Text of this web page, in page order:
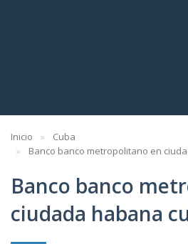
Inicio
Cuba
Banco banco metropolitano en
Banco banco
ciudada habana